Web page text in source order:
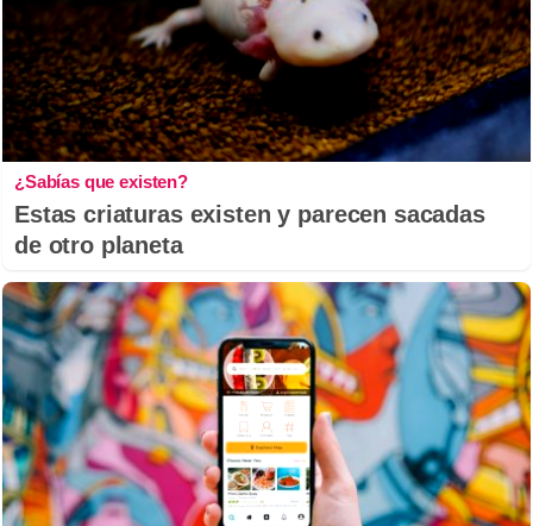
¿Sabías que existen?
Estas criaturas existen y parecen sacadas
de otro planeta